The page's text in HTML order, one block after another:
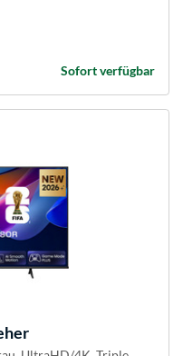
Sofort verfügbar